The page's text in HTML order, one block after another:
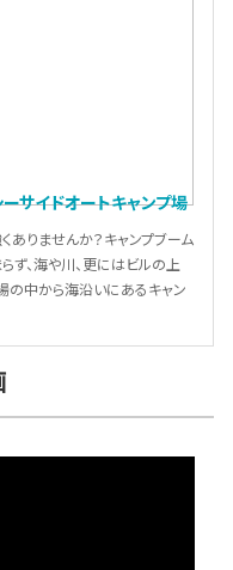
サイドオートキャンプ場
ありませんか？キャンプブーム
ず、海や川、更にはビルの上
の中から海沿いにあるキャン